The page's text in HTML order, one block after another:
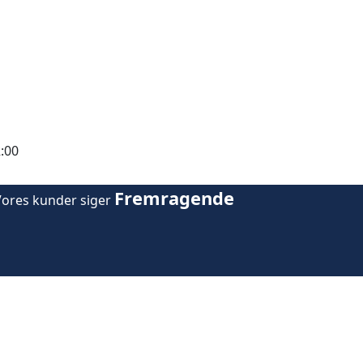
kunder siger Fremragende